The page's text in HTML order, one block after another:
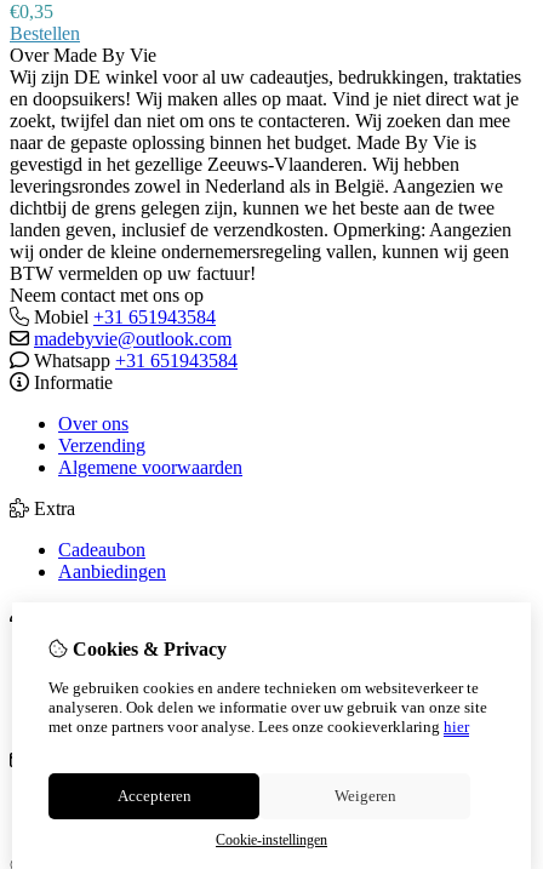
€0,35
Bestellen
Over Made By Vie
Wij zijn DE winkel voor al uw cadeautjes, bedrukkingen, traktaties
en doopsuikers! Wij maken alles op maat. Vind je niet direct wat je
zoekt, twijfel dan niet om ons te contacteren. Wij zoeken dan mee
naar de gepaste oplossing binnen het budget. Made By Vie is
gevestigd in het gezellige Zeeuws-Vlaanderen. Wij hebben
leveringsrondes zowel in Nederland als in België. Aangezien we
dichtbij de grens gelegen zijn, kunnen we het beste aan de twee
landen geven, inclusief de verzendkosten. Opmerking: Aangezien
wij onder de kleine ondernemersregeling vallen, kunnen wij geen
BTW vermelden op uw factuur!
Neem contact met ons op
Mobiel +31 651943584
madebyvie@outlook.com
Whatsapp +31 651943584
Informatie
Over ons
Verzending
Algemene voorwaarden
Extra
Cadeaubon
Aanbiedingen
Inloggen
Verlanglijst
Nieuwsbrief
Sitemap
© Copyright 2026 |
Cookies & Privacy
We gebruiken cookies en andere technieken om websiteverkeer te
analyseren. Ook delen we informatie over uw gebruik van onze site
met onze partners voor analyse. Lees onze cookieverklaring hier
Accepteren Weigeren
Cookie-instellingen